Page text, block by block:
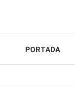
PORTADA